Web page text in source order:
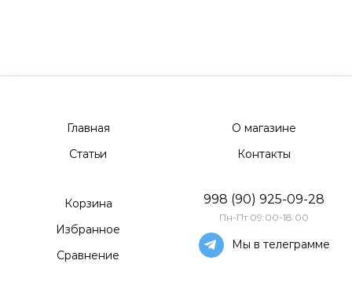
Главная
Статьи
О магазине
Контакты
Корзина
Избранное
Сравнение
998 (90) 925-09-28
Пн-Пт 09:00-18:00
Мы в телеграмме